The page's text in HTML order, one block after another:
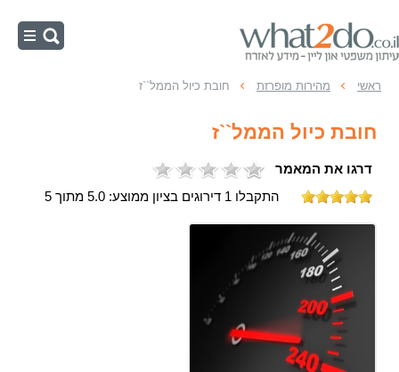
ראשי
תאונות דרכים
עבירות תנועה
ראשי מהירות מופרזת חובת כיול הממל``ז
חובת כיול הממל``ז
דרגו את המאמר
התקבלו 1 דירוגים בציון ממוצע: 5.0 מתוך 5